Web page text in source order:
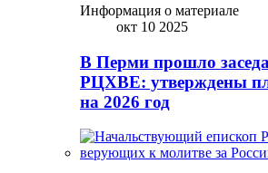
Информация о материале
окт 10 2025
В Перми прошло
РЦХВЕ: утверждены
на 2026 год